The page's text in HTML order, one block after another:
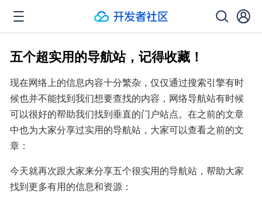
五个超实用的导航站，记得收藏！
现在网络上的信息内容十分繁杂，仅仅通过搜索引擎有时
候也并不能找到我们想要查找的内容，网络导航站有时候
可以很好的帮助我们找到垂直的门户站点。在之前的文章
中也为大家分享过实用的导航站，大家可以查看之前的文
章：
今天就再次跟大家来分享五个很实用的导航站，帮助大家
找到更多有用的信息和资源：